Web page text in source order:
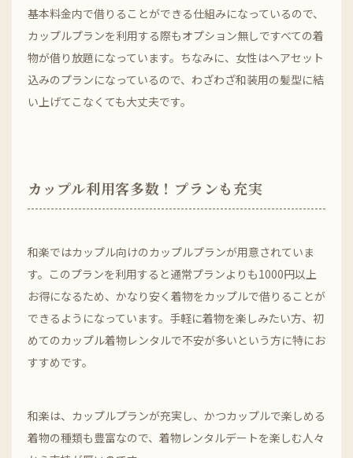
基本料金内で借りることができる仕組みになっているので、
カップルプランを利用する際もオプション無しですべての着
物が借り放題になっています。ちなみに、女性はヘアセット
込みのプランになっているので、わざわざ和装用の髪型に結
い上げてこなくても大丈夫です。
カップル利用客多数！プランも充実
和楽ではカップル向けのカップルプランが用意されていま
す。このプランを利用すると通常プランよりも1000円以上
お得になるため、かなり安く着物をカップルで借りることが
できるようになっています。手軽に着物を楽しみたい方、初
めてのカップル着物レンタルで不安が多いという方に特にお
すすめです。
和楽は、カップルプランが充実し、かつカップルで楽しめる
着物の種類も豊富なので、着物レンタルデートを楽しむ人々